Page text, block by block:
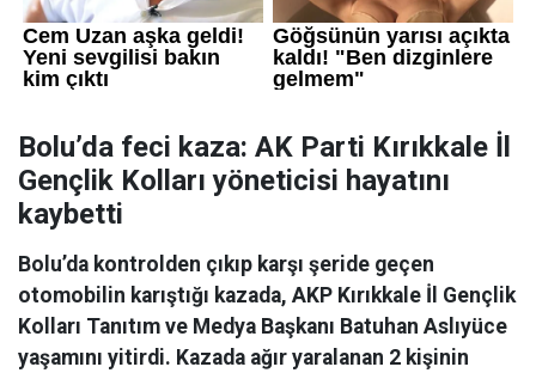
Bolu’da feci kaza: AK Parti Kırıkkale İl
Gençlik Kolları yöneticisi hayatını
kaybetti
Bolu’da kontrolden çıkıp karşı şeride geçen
otomobilin karıştığı kazada, AKP Kırıkkale İl Gençlik
Kolları Tanıtım ve Medya Başkanı Batuhan Aslıyüce
yaşamını yitirdi. Kazada ağır yaralanan 2 kişinin